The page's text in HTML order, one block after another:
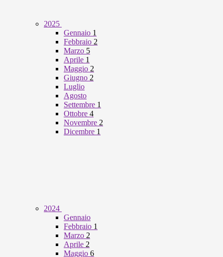
2025
Gennaio 1
Febbraio 2
Marzo 5
Aprile 1
Maggio 2
Giugno 2
Luglio
Agosto
Settembre 1
Ottobre 4
Novembre 2
Dicembre 1
2024
Gennaio
Febbraio 1
Marzo 2
Aprile 2
Maggio 6